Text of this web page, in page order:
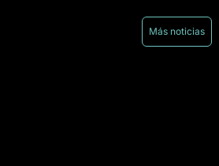
Más noticias